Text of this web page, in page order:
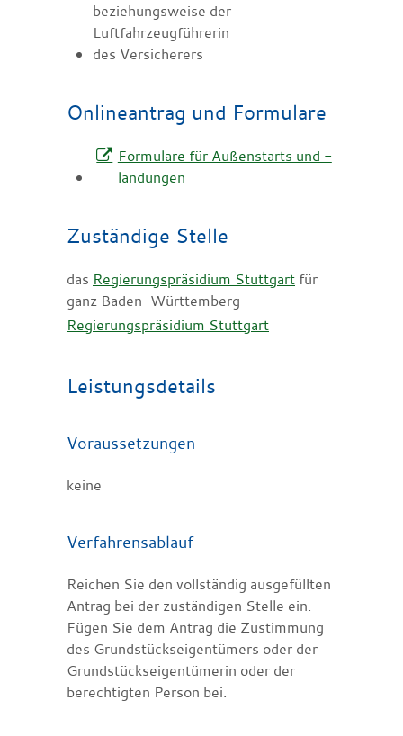
beziehungsweise der
Luftfahrzeugführerin
des Versicherers
Onlineantrag und Formulare
Formulare für Außenstarts und -
landungen
Zuständige Stelle
das Regierungspräsidium Stuttgart für
ganz Baden-Württemberg
Regierungspräsidium Stuttgart
Leistungsdetails
Voraussetzungen
keine
Verfahrensablauf
Reichen Sie den vollständig ausgefüllten
Antrag bei der zuständigen Stelle ein.
Fügen Sie dem Antrag die Zustimmung
des Grundstückseigentümers oder der
Grundstückseigentümerin oder der
berechtigten Person bei.